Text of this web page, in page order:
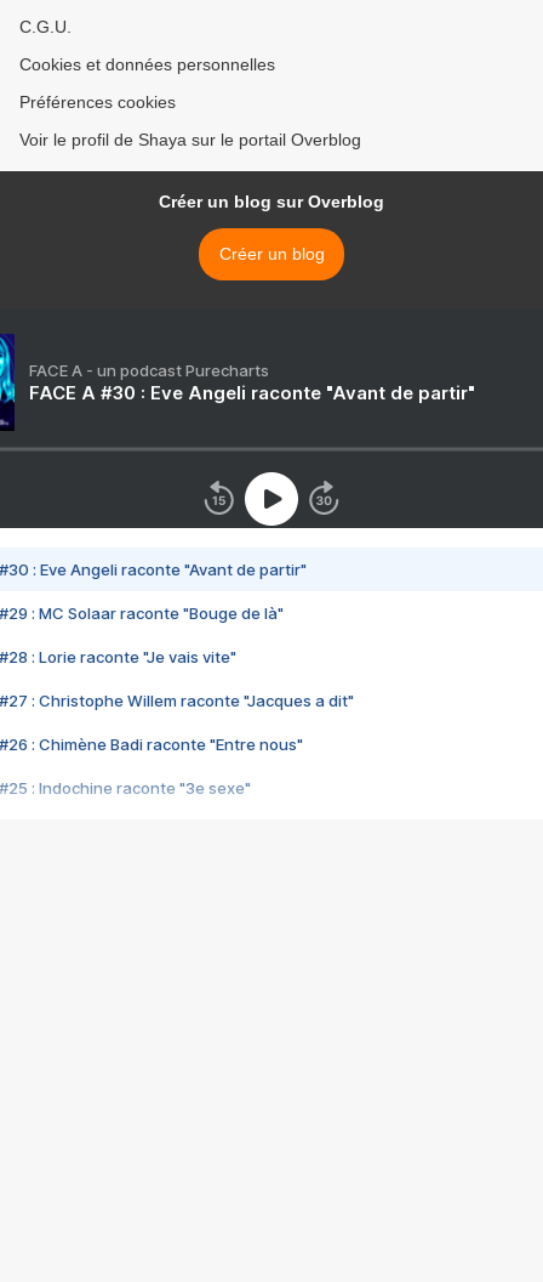
C.G.U.
Cookies et données personnelles
Préférences cookies
Voir le profil de Shaya sur le portail Overblog
Créer un blog sur Overblog
Créer un blog
FACE A - un podcast Purecharts
FACE A #30 : Eve Angeli raconte "Avant de partir"
#30 : Eve Angeli raconte "Avant de partir"
#29 : MC Solaar raconte "Bouge de là"
#28 : Lorie raconte "Je vais vite"
#27 : Christophe Willem raconte "Jacques a dit"
#26 : Chimène Badi raconte "Entre nous"
#25 : Indochine raconte "3e sexe"